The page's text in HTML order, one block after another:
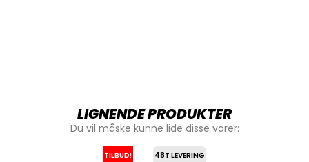
LIGNENDE PRODUKTER
Du vil måske kunne lide disse varer:
TILBUD! 48T LEVERING